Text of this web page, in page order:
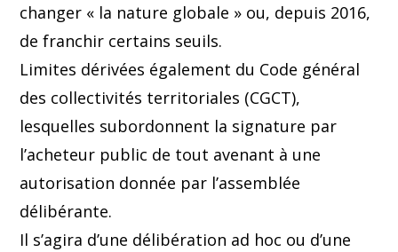
changer « la nature globale » ou, depuis 2016,
de franchir certains seuils.
Limites dérivées également du Code général
des collectivités territoriales (CGCT),
lesquelles subordonnent la signature par
l’acheteur public de tout avenant à une
autorisation donnée par l’assemblée
délibérante.
Il s’agira d’une délibération ad hoc ou d’une